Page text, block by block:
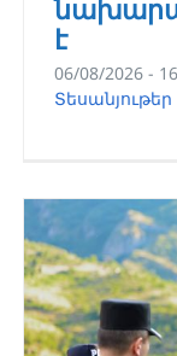
է
06/08/2026 -
Տեսանյութեր